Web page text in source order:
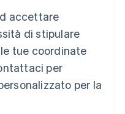
accettare
di stipulare
tue coordinate
per
per la